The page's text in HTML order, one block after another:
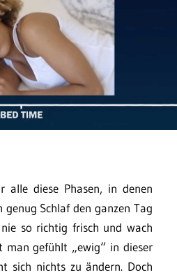
alle diese Phasen, in denen
Schlaf den ganzen Tag
so richtig frisch und wach
man gefühlt „ewig“ in dieser
sich nichts zu ändern. Doch